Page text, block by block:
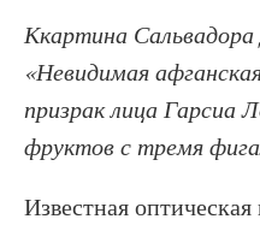
Ккартина
«Невидимая
призрак лица Гарсиа
фруктов с тремя
Известная